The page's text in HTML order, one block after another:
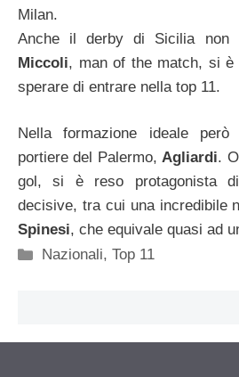
Milan.
Anche il derby di Sicilia non
Miccoli, man of the match, si
sperare di entrare nella top 11.
Nella formazione ideale però
portiere del Palermo,Agliardi.
gol, si è reso protagonista
decisive, tra cui una incredibile
Spinesi, che equivale quasi ad
Categorie
Nazionali,Top 11